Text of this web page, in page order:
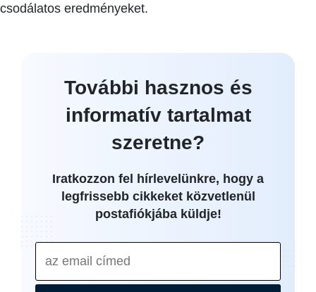
csodálatos eredményeket.
További hasznos és
informatív tartalmat
szeretne?
Iratkozzon fel hírlevelünkre, hogy a
legfrissebb cikkeket közvetlenül
postafiókjába küldje!